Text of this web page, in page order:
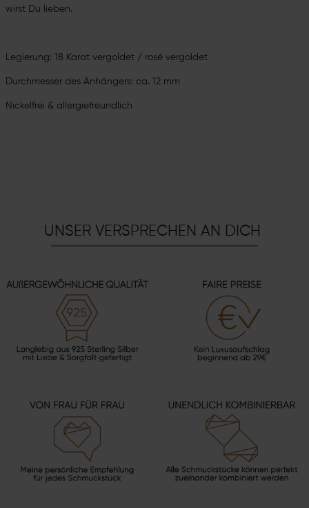
wirst Du lieben.
Legierung: 18 Karat vergoldet / rosé vergoldet
Durchmesser des Anhängers: ca. 12 mm
Nickelfrei & allergiefreundlich
UNSER VERSPRECHEN AN DICH